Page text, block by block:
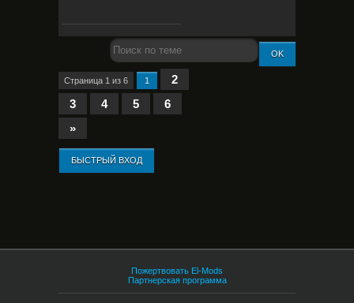
Страница 1 из 6 1
2
3
4 5
6
»
Пожертвовать El-Mods
Партнерская программа